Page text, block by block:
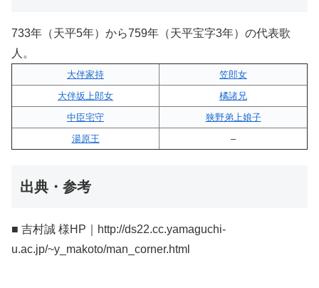
733年（天平5年）から759年（天平宝字3年）の代表歌
人。
大伴家持
笠郎女
大伴坂上郎女
橘諸兄
中臣宅守
狭野弟上娘子
湯原王
–
出典・参考
■ 吉村誠 様HP｜http://ds22.cc.yamaguchi-
u.ac.jp/~y_makoto/man_corner.html